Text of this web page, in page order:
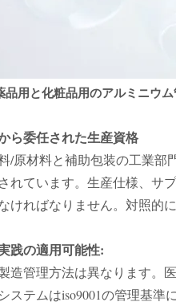
用と化粧品用のアルミニウム
ら委任された生産資格
/原材料と補助包装の工業部
れています。生産仕様、サ
ければなりません。対照的
践の適用可能性:
造管理方法は異なります。
ステムはiso9001の管理基準